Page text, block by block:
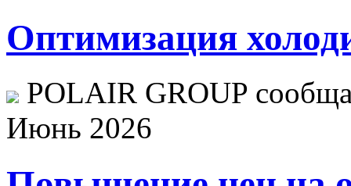
Оптимизация
POLAIR GROUP
Июнь 2026